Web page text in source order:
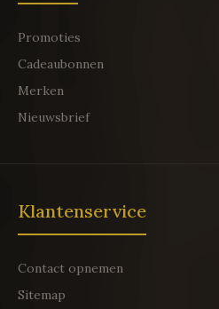
Promoties
Cadeaubonnen
Merken
Nieuwsbrief
Klantenservice
Contact opnemen
Sitemap